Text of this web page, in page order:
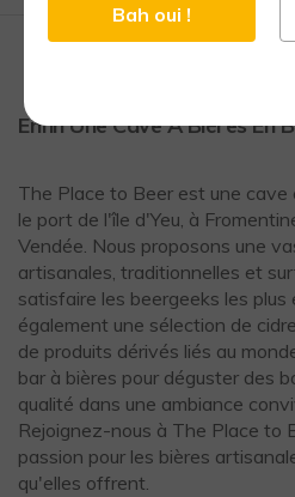
Enfin Une Cave À Bières En
The Place to Beer est une cave
le port de l'île d'Yeu, à
Vendée. Nous proposons une
artisanales, traditionnelles et
satisfaire les beergeeks les
également une sélection de
de produits dérivés liés au
bar à bières pour déguster des
qualité dans une ambiance
Rejoignez-nous à The Place to
passion pour les bières
qu'elles offrent.
Bah oui !